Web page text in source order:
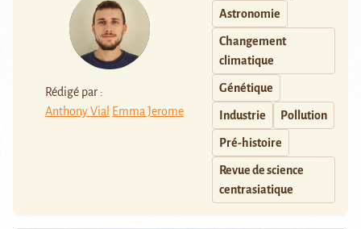
Rédigé par :
Anthony Vial Emma Jerome
Astronomie
Changement
climatique
Génétique
Industrie Pollution
Pré-histoire
Revue de science
centrasiatique